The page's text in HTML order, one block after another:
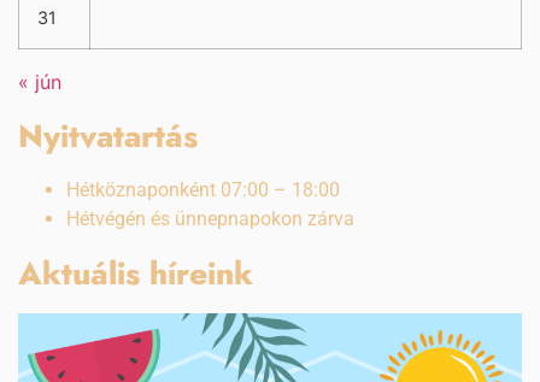
31
« jún
Nyitvatartás
Hétköznaponként 07:00 – 18:00
Hétvégén és ünnepnapokon zárva
Aktuális híreink